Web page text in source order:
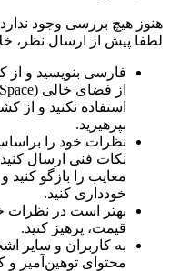
هنوز هیچ بررسی وجود
لطفا پیش از ارسال نظر،
فارسی بنویسید و از
استفاده نکنید و از
بپرهیزید.
نظرات خود را
نکات فنی ارسال
معایب را بازگو
خودداری کنید.
بهتر است در نظرات
قیمت، پرهیز کنید.
به کاربران و سایر
محتوای توهین‌آمیز